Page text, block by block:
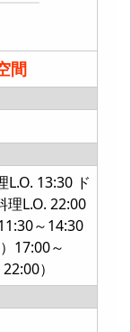
間
L.O. 13:30 ド
理L.O. 22:00
～14:30
17:00～
）